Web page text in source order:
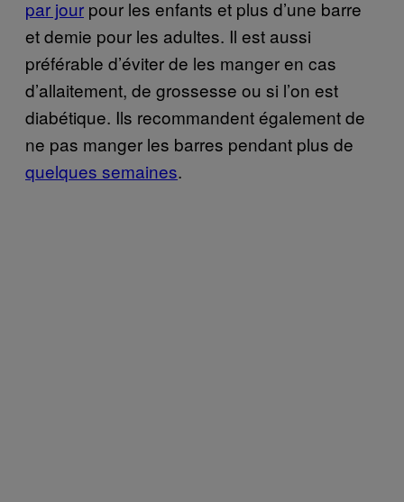
par jour pour les enfants et plus d’une barre
et demie pour les adultes. Il est aussi
préférable d’éviter de les manger en cas
d’allaitement, de grossesse ou si l’on est
diabétique. Ils recommandent également de
ne pas manger les barres pendant plus de
quelques semaines.